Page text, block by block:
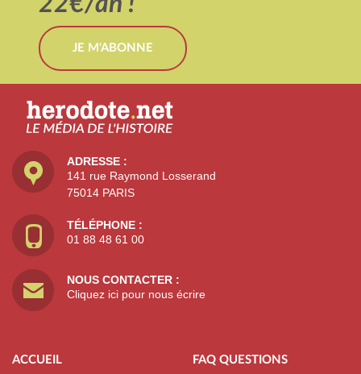
JE M'ABONNE
ADRESSE :
141 rue Raymond Losserand
75014 PARIS
TÉLÉPHONE :
01 88 48 61 00
NOUS CONTACTER :
Cliquez ici pour nous écrire
ACCUEIL FAQ QUESTIONS